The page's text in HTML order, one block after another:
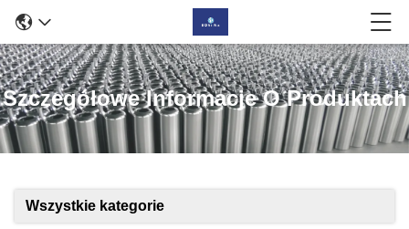
Szczegółowe Informacje O Produktach
Wszystkie kategorie